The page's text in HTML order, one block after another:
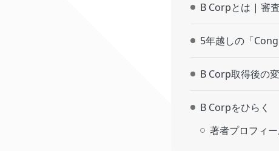
B Corpとは | 審
5年越しの「
B Corp取得後の
B Corpをひらく
著者プロフィ